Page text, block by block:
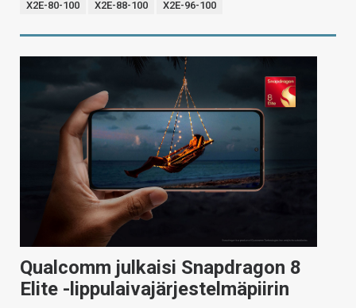
X2E-80-100 X2E-88-100 X2E-96-100
Qualcomm julkaisi Snapdragon 8
Elite -lippulaivajärjestelmäpiirin